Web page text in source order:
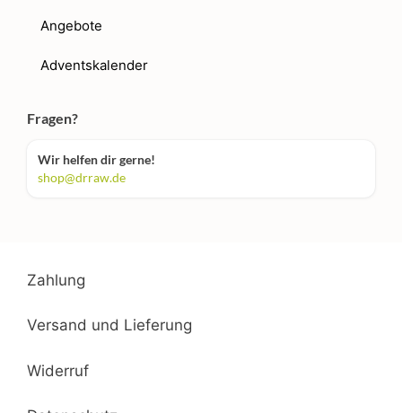
Angebote
Adventskalender
Fragen?
Wir helfen dir gerne!
shop@drraw.de
Zahlung
Versand und Lieferung
Widerruf